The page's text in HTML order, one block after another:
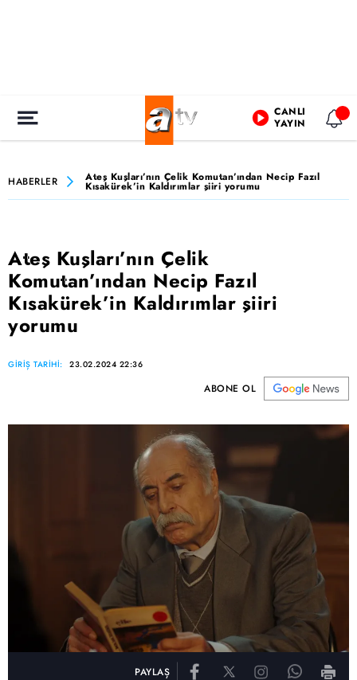
CANLI
YAYIN
HABERLER Ateş Kuşları’nın Çelik Komutan’ından Necip Fazıl
Kısakürek’in Kaldırımlar şiiri yorumu
Ateş Kuşları’nın Çelik
Komutan’ından Necip Fazıl
Kısakürek’in Kaldırımlar şiiri
yorumu
GİRİŞ TARİHİ: 23.02.2024 22:36
ABONE OL
PAYLAŞ